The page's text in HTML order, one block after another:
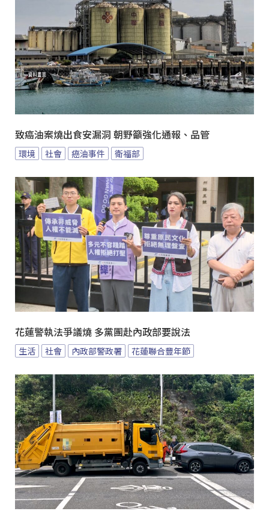
致癌油案燒出食安漏洞 朝野籲強化通報、品管
環境 社會 癌油事件 衛福部
花蓮警執法爭議燒 多黨團赴內政部要說法
生活 社會 內政部警政署 花蓮聯合豐年節